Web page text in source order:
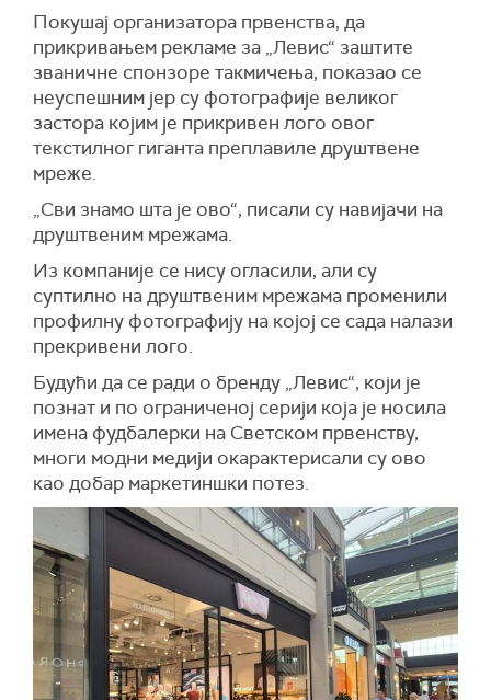
Покушај организатора првенства, да
прикривањем рекламе за „Левис“ заштите
званичне спонзоре такмичења, показао се
неуспешним јер су фотографије великог
застора којим је прикривен лого овог
текстилног гиганта преплавиле друштвене
мреже.
„Сви знамо шта је ово“, писали су навијачи на
друштвеним мрежама.
Из компаније се нису огласили, али су
суптилно на друштвеним мрежама променили
профилну фотографију на којој се сада налази
прекривени лого.
Будући да се ради о бренду „Левис“, који је
познат и по ограниченој серији која је носила
имена фудбалерки на Светском првенству,
многи модни медији окарактерисали су ово
као добар маркетиншки потез.